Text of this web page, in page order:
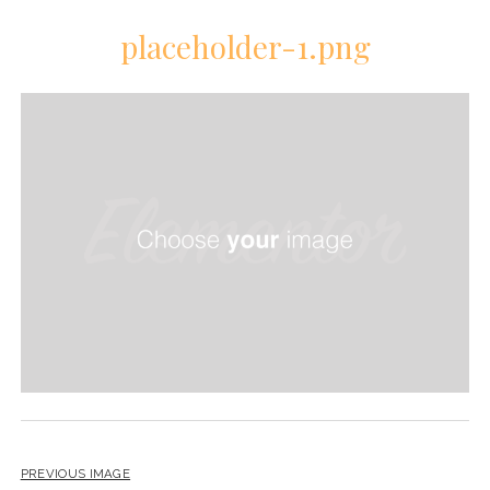
placeholder-1.png
PREVIOUS IMAGE